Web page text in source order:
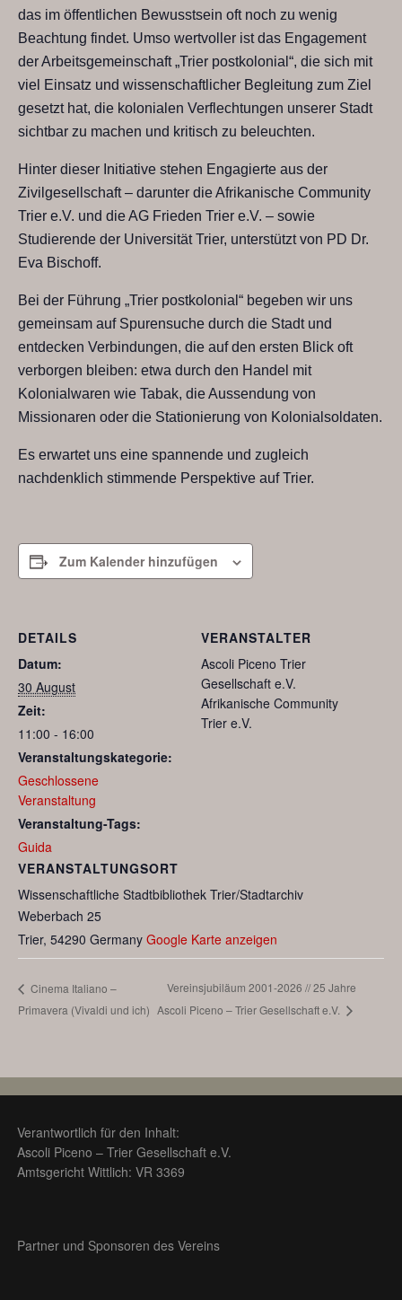
das im öffentlichen Bewusstsein oft noch zu wenig
Beachtung findet. Umso wertvoller ist das Engagement
der Arbeitsgemeinschaft „Trier postkolonial“, die sich mit
viel Einsatz und wissenschaftlicher Begleitung zum Ziel
gesetzt hat, die kolonialen Verflechtungen unserer Stadt
sichtbar zu machen und kritisch zu beleuchten.
Hinter dieser Initiative stehen Engagierte aus der
Zivilgesellschaft – darunter die Afrikanische Community
Trier e.V. und die AG Frieden Trier e.V. – sowie
Studierende der Universität Trier, unterstützt von PD Dr.
Eva Bischoff.
Bei der Führung „Trier postkolonial“ begeben wir uns
gemeinsam auf Spurensuche durch die Stadt und
entdecken Verbindungen, die auf den ersten Blick oft
verborgen bleiben: etwa durch den Handel mit
Kolonialwaren wie Tabak, die Aussendung von
Missionaren oder die Stationierung von Kolonialsoldaten.
Es erwartet uns eine spannende und zugleich
nachdenklich stimmende Perspektive auf Trier.
Zum Kalender hinzufügen
DETAILS
Datum:
30 August
Zeit:
11:00 - 16:00
Veranstaltungskategorie:
Geschlossene
Veranstaltung
Veranstaltung-Tags:
Guida
VERANSTALTUNGSORT
Wissenschaftliche Stadtbibliothek Trier/Stadtarchiv
Weberbach 25
Trier, 54290 Germany Google Karte anzeigen
VERANSTALTER
Ascoli Piceno Trier
Gesellschaft e.V.
Afrikanische Community
Trier e.V.
Cinema Italiano –
Primavera (Vivaldi und ich)
Vereinsjubiläum 2001-2026 // 25 Jahre
Ascoli Piceno – Trier Gesellschaft e.V.
Verantwortlich für den Inhalt:
Ascoli Piceno – Trier Gesellschaft e.V.
Amtsgericht Wittlich: VR 3369
Partner und Sponsoren des Vereins